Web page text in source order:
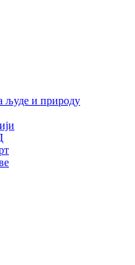
људе и природу